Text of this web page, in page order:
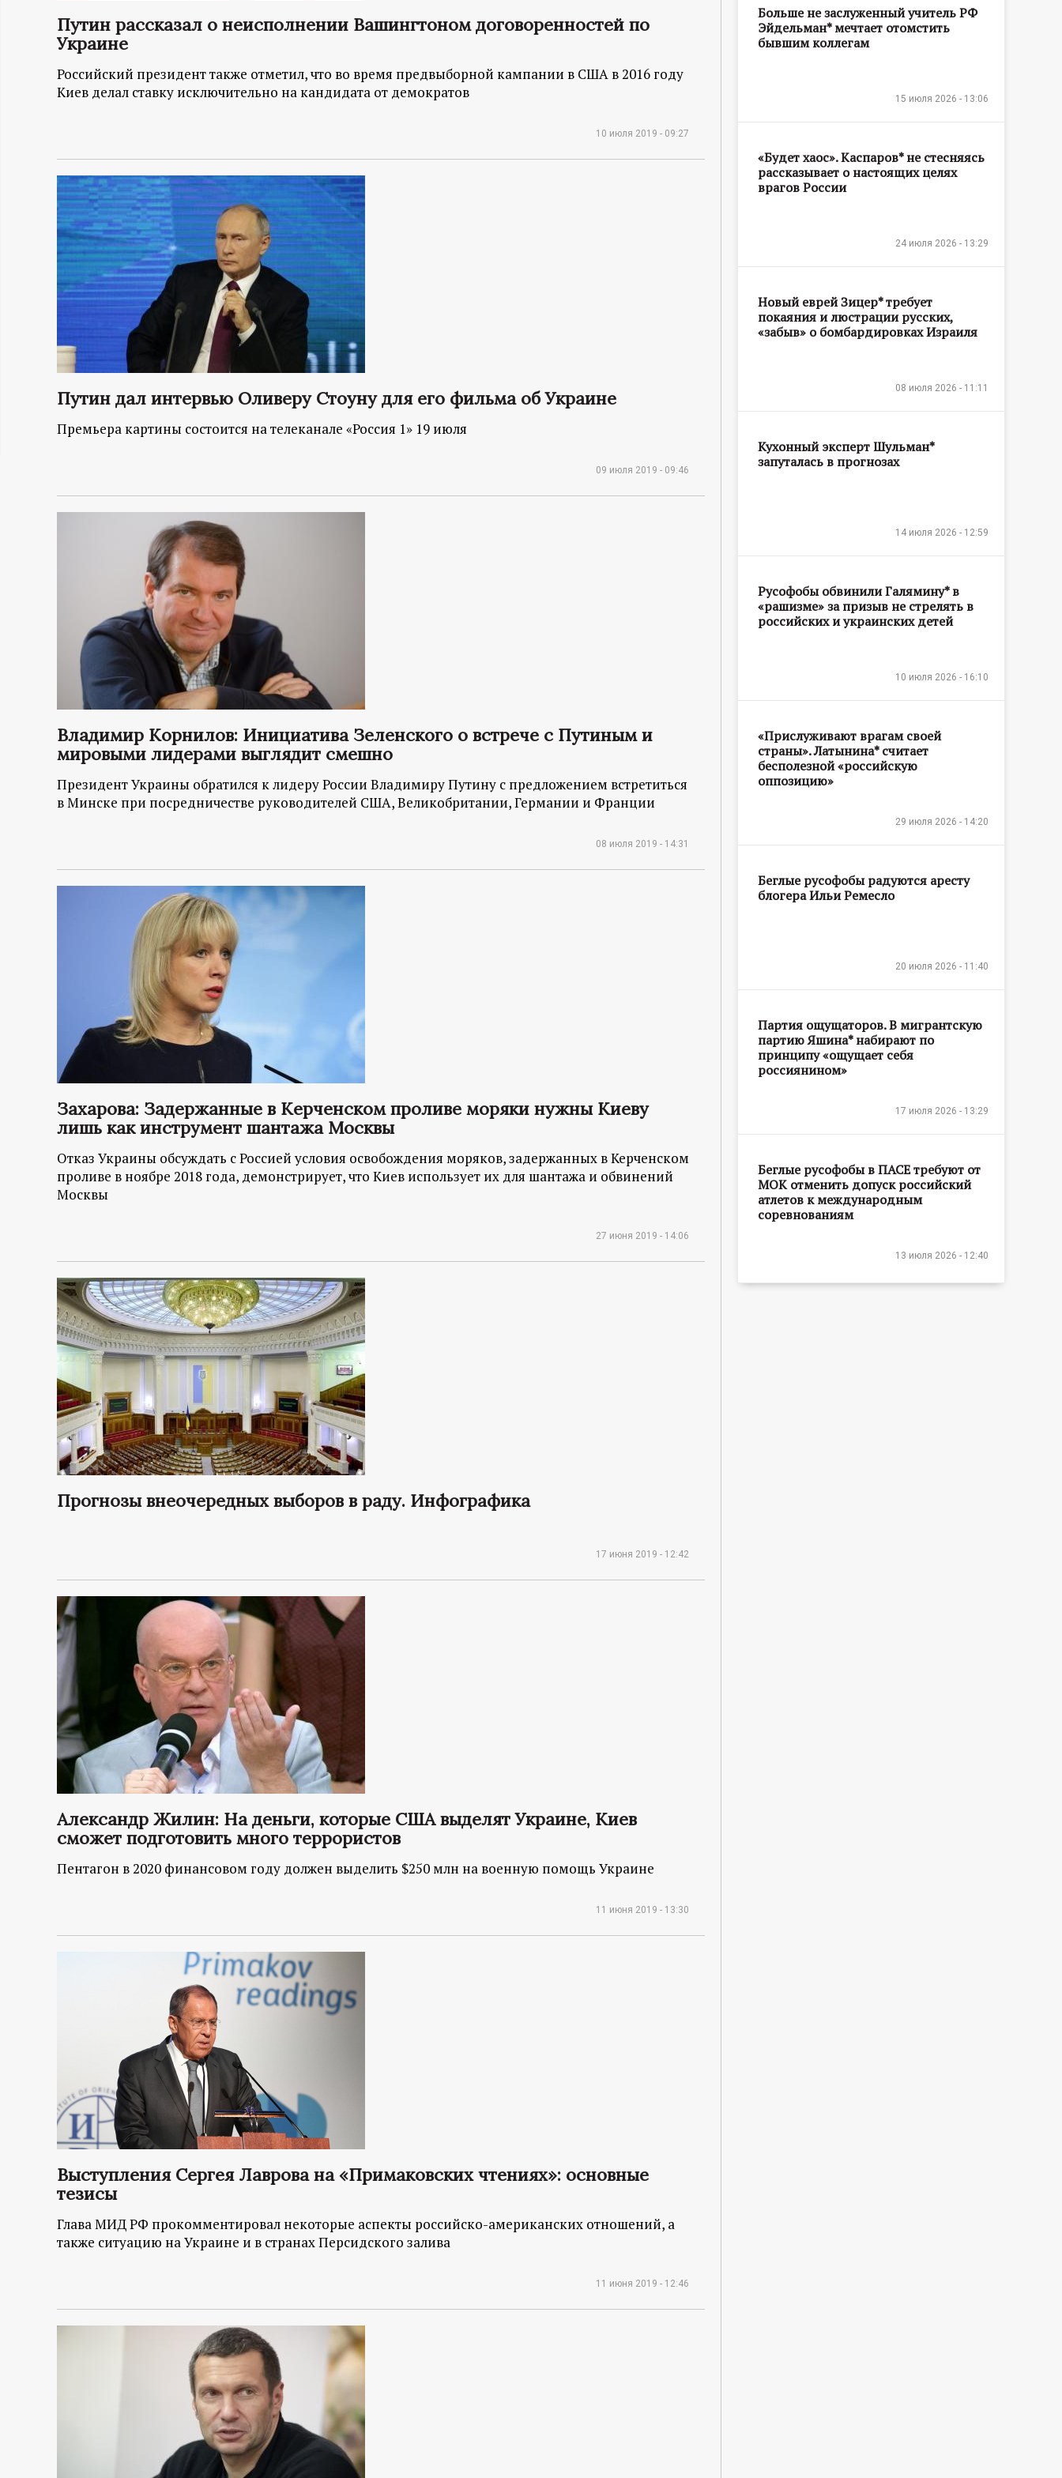
Н
-
ф
о
р
м
а
ц
н
р
т
а
Путин рассказал о неисполнении Вашингтоном договоренностей по
Украине
Российский президент также отметил, что во время предвыборной кампании в США в 2016 году
Киев делал ставку исключительно на кандидата от демократов
10 июля 2019 - 09:27
Путин дал интервью Оливеру Стоуну для его фильма об Украине
Премьера картины состоится на телеканале «Россия 1» 19 июля
09 июля 2019 - 09:46
Владимир Корнилов: Инициатива Зеленского о встрече с Путиным и
мировыми лидерами выглядит смешно
Президент Украины обратился к лидеру России Владимиру Путину с предложением встретиться
в Минске при посредничестве руководителей США, Великобритании, Германии и Франции
08 июля 2019 - 14:31
Захарова: Задержанные в Керченском проливе моряки нужны Киеву
лишь как инструмент шантажа Москвы
Отказ Украины обсуждать с Россией условия освобождения моряков, задержанных в Керченском
проливе в ноябре 2018 года, демонстрирует, что Киев использует их для шантажа и обвинений
Москвы
27 июня 2019 - 14:06
Прогнозы внеочередных выборов в раду. Инфографика
17 июня 2019 - 12:42
Александр Жилин: На деньги, которые США выделят Украине, Киев
сможет подготовить много террористов
Пентагон в 2020 финансовом году должен выделить $250 млн на военную помощь Украине
11 июня 2019 - 13:30
Выступления Сергея Лаврова на «Примаковских чтениях»: основные
тезисы
Глава МИД РФ прокомментировал некоторые аспекты российско-американских отношений, а
также ситуацию на Украине и в странах Персидского залива
11 июня 2019 - 12:46
Больше не заслуженный учитель РФ
Эйдельман* мечтает отомстить
бывшим коллегам
15 июля 2026 - 13:06
«Будет хаос». Каспаров* не стесняясь
рассказывает о настоящих целях
врагов России
24 июля 2026 - 13:29
Новый еврей Зицер* требует
покаяния и люстрации русских,
«забыв» о бомбардировках Израиля
08 июля 2026 - 11:11
Кухонный эксперт Шульман*
запуталась в прогнозах
14 июля 2026 - 12:59
Русофобы обвинили Галямину* в
«рашизме» за призыв не стрелять в
российских и украинских детей
10 июля 2026 - 16:10
«Прислуживают врагам своей
страны». Латынина* считает
бесполезной «российскую
оппозицию»
29 июля 2026 - 14:20
Беглые русофобы радуются аресту
блогера Ильи Ремесло
20 июля 2026 - 11:40
Партия ощущаторов. В мигрантскую
партию Яшина* набирают по
принципу «ощущает себя
россиянином»
17 июля 2026 - 13:29
Беглые русофобы в ПАСЕ требуют от
МОК отменить допуск российский
атлетов к международным
соревнованиям
13 июля 2026 - 12:40